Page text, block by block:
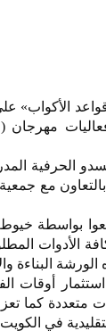
الأكواب»
الحرفية
مع
بواسطة خيوط
الأدوات
البناءة
أوقات
متعددة كما
في